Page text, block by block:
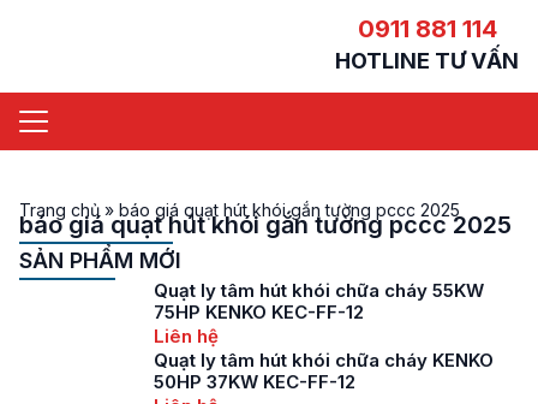
0911 881 114
HOTLINE TƯ VẤN
Trang chủ » báo giá quạt hút khói gắn tường pccc 2025
báo giá quạt hút khói gắn tường pccc 2025
SẢN PHẨM MỚI
Quạt ly tâm hút khói chữa cháy 55KW
75HP KENKO KEC-FF-12
Liên hệ
Quạt ly tâm hút khói chữa cháy KENKO
50HP 37KW KEC-FF-12